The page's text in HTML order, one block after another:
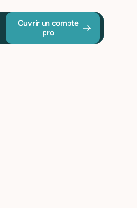
Ouvrir un compte
pro